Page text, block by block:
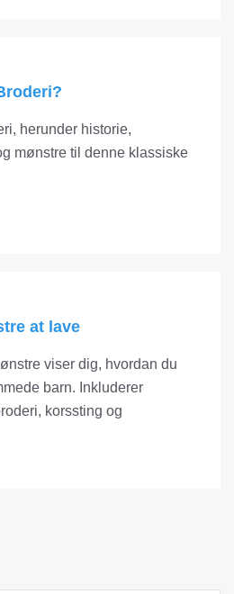
herunder historie,
mønstre til denne klassiske
at lave
viser dig, hvordan du
barn. Inkluderer
korssting og